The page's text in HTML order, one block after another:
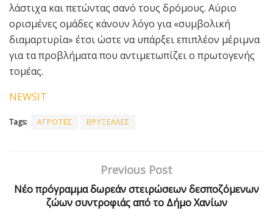
λάστιχα και πετώντας σανό τους δρόμους. Αύριο
ορισμένες ομάδες κάνουν λόγο για «συμβολική
διαμαρτυρία» έτσι ώστε να υπάρξει επιπλέον μέριμνα
για τα προβλήματα που αντιμετωπίζει ο πρωτογενής
τομέας.
NEWSIT
Tags: ΑΓΡΟΤΕΣ ΒΡΥΞΕΛΛΕΣ
Previous Post
Νέο πρόγραμμα δωρεάν στειρώσεων δεσποζόμενων
ζώων συντροφιάς από το Δήμο Χανίων